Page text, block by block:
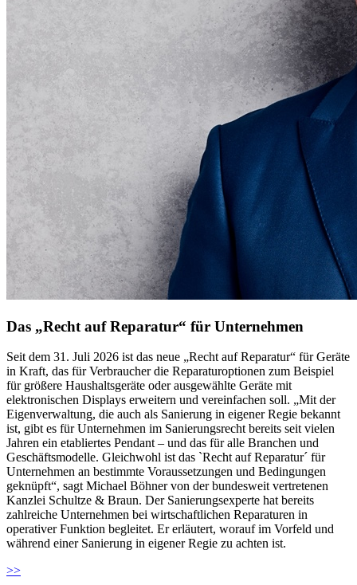
Das „Recht auf Reparatur“ für Unternehmen
Seit dem 31. Juli 2026 ist das neue „Recht auf Reparatur“ für Geräte
in Kraft, das für Verbraucher die Reparaturoptionen zum Beispiel
für größere Haushaltsgeräte oder ausgewählte Geräte mit
elektronischen Displays erweitern und vereinfachen soll. „Mit der
Eigenverwaltung, die auch als Sanierung in eigener Regie bekannt
ist, gibt es für Unternehmen im Sanierungsrecht bereits seit vielen
Jahren ein etabliertes Pendant – und das für alle Branchen und
Geschäftsmodelle. Gleichwohl ist das `Recht auf Reparatur´ für
Unternehmen an bestimmte Voraussetzungen und Bedingungen
geknüpft“, sagt Michael Böhner von der bundesweit vertretenen
Kanzlei Schultze & Braun. Der Sanierungsexperte hat bereits
zahlreiche Unternehmen bei wirtschaftlichen Reparaturen in
operativer Funktion begleitet. Er erläutert, worauf im Vorfeld und
während einer Sanierung in eigener Regie zu achten ist.
>>